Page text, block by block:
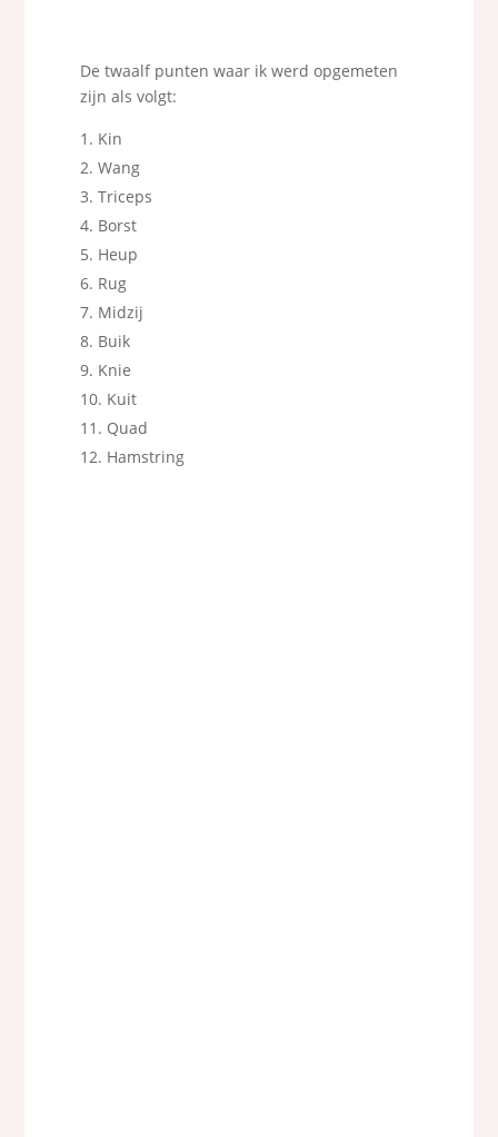
De twaalf punten waar ik werd opgemeten
zijn als volgt:
Kin
Wang
Triceps
Borst
Heup
Rug
Midzij
Buik
Knie
Kuit
Quad
Hamstring